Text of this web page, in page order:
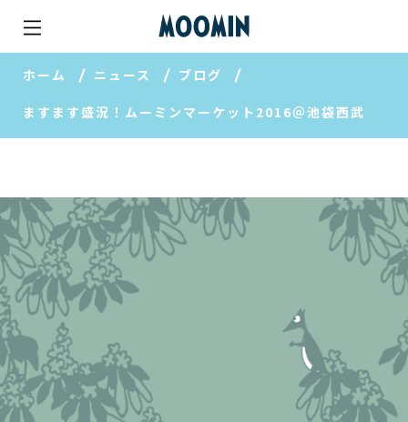
ホーム ニュース ブログ
ますます盛況！ムーミンマーケット2016＠池袋西武